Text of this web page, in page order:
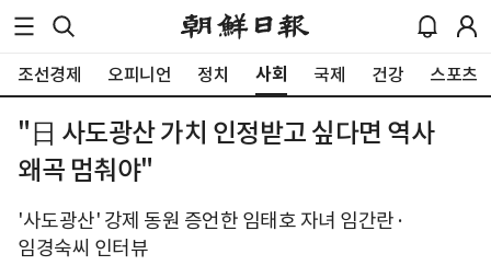
조선경제 오피니언 정치 사회 국제 건강 스포츠
"日 사도광산 가치 인정받고 싶다면 역사
왜곡 멈춰야"
'사도광산' 강제 동원 증언한 임태호 자녀 임간란·
임경숙씨 인터뷰